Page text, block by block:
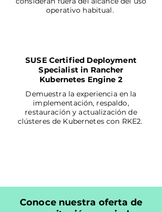
operativo habitual.
SUSE Certified Deployment
Specialist in Rancher
Kubernetes Engine 2
Demuestra la experiencia en la
implementación, respaldo,
restauración y actualización de
clústeres de Kubernetes con RKE2.
Conoce nuestra oferta de